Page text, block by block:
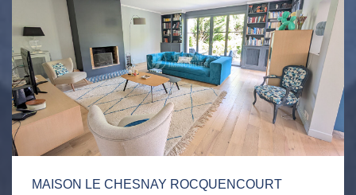
MAISON LE CHESNAY ROCQUENCOURT